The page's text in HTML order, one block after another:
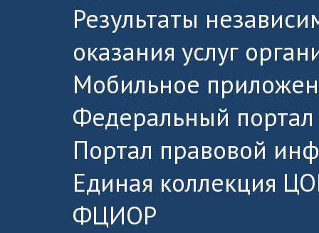
Результаты
оказания услуг
Мобильное
Федеральный портал
Портал правовой
Единая коллекция
ФЦИОР